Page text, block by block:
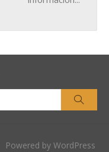
Powered by WordPress